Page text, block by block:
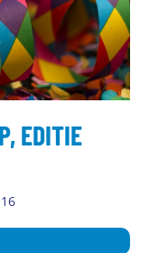
EDITIE